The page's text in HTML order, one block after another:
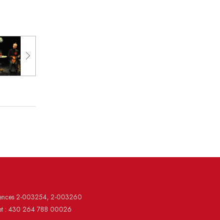
2-003254, 2-003260
: 430 264 788 00026